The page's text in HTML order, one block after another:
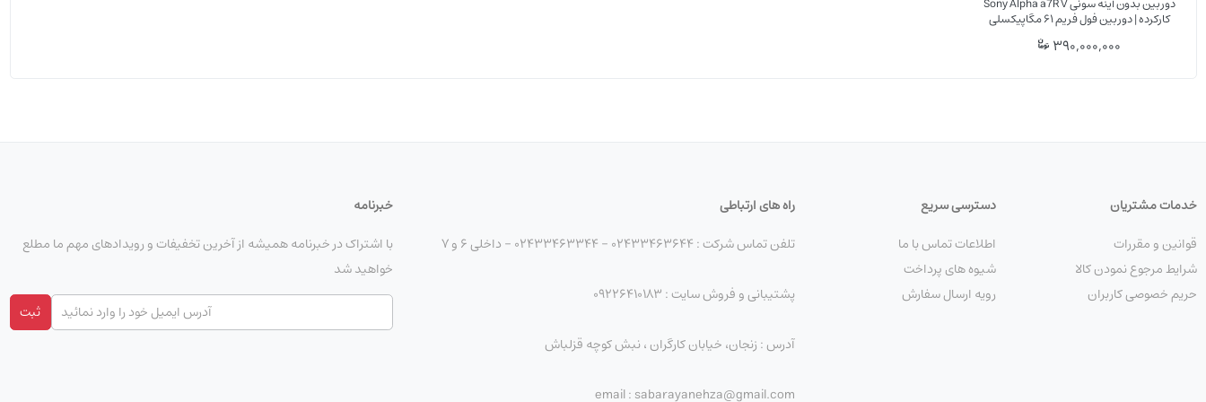
عملکرد بوکه و شارپنس آن در کنار سنسورهای پررزولوشن مانند a7R V بسیار عالی است.
• عکاسی مراسم
• عکاسی حیات‌وحش
کارکرده | دوربین فول فریم ۶۱ مگاپیکسلی
390,000,000
خدمات مشتریان
قوانین و مقررات
شرایط مرجوع نمودن کالا
حریم خصوصی کاربران
دسترسی سریع
اطلاعات تماس با ما
شیوه های پرداخت
رویه ارسال سفارش
راه های ارتباطی
تلفن تماس شرکت : 02433463644 - 02433463344 - داخلی 6 و 7
پشتیبانی و فروش سایت : 09226410183
آدرس : زنجان، خیابان کارگران ، نبش کوچه قزلباش
email : sabarayanehza@gmail.com
خبرنامه
با اشتراک در خبرنامه همیشه از آخرین تخفیفات و رویدادهای مهم ما مطلع
خواهید شد
ثبت